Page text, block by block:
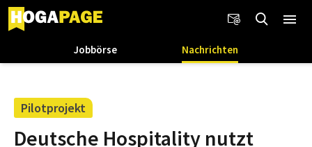
Jobbörse Nachrichten
Pilotprojekt
Deutsche Hospitality nutzt